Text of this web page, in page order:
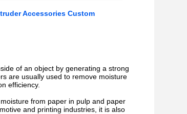
Accessories Custom
of an object by generating a strong
are usually used to remove moisture
efficiency.
from paper in pulp and paper
and printing industries, it is also